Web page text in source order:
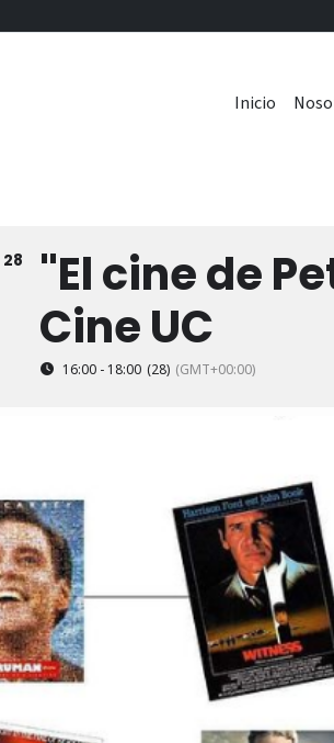
Inicio
28
"El cine de
Cine UC
16:00 - 18:00 (28) (GMT+00:00)